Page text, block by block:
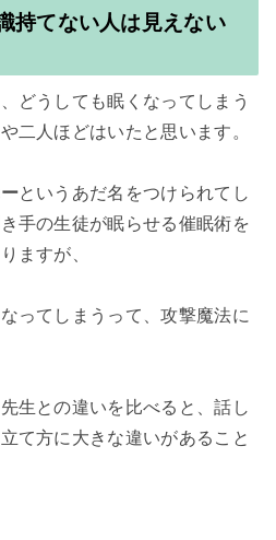
持てない人は見えない
どうしても眠くなってしまう
二人ほどはいたと思います。
というあだ名をつけられてし
手の生徒が眠らせる催眠術を
ますが、
ってしまうって、攻撃魔法に
生との違いを比べると、話し
て方に大きな違いがあること